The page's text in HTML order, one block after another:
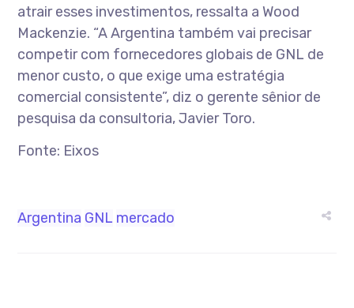
atrair esses investimentos, ressalta a Wood
Mackenzie. “A Argentina também vai precisar
competir com fornecedores globais de GNL de
menor custo, o que exige uma estratégia
comercial consistente”, diz o gerente sênior de
pesquisa da consultoria, Javier Toro.
Fonte: Eixos
Argentina GNL mercado